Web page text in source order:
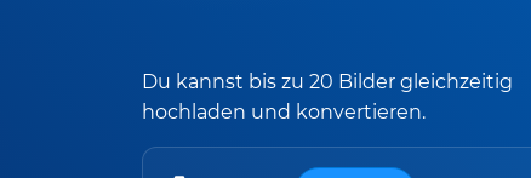
Du kannst bis zu 20 Bilder gleichzeitig
hochladen und konvertieren.